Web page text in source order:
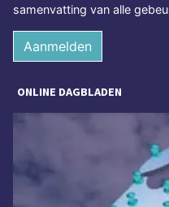
samenvatting van alle
Aanmelden
ONLINE DAGBLADEN